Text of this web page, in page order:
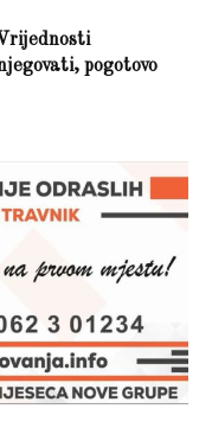
pogotovo